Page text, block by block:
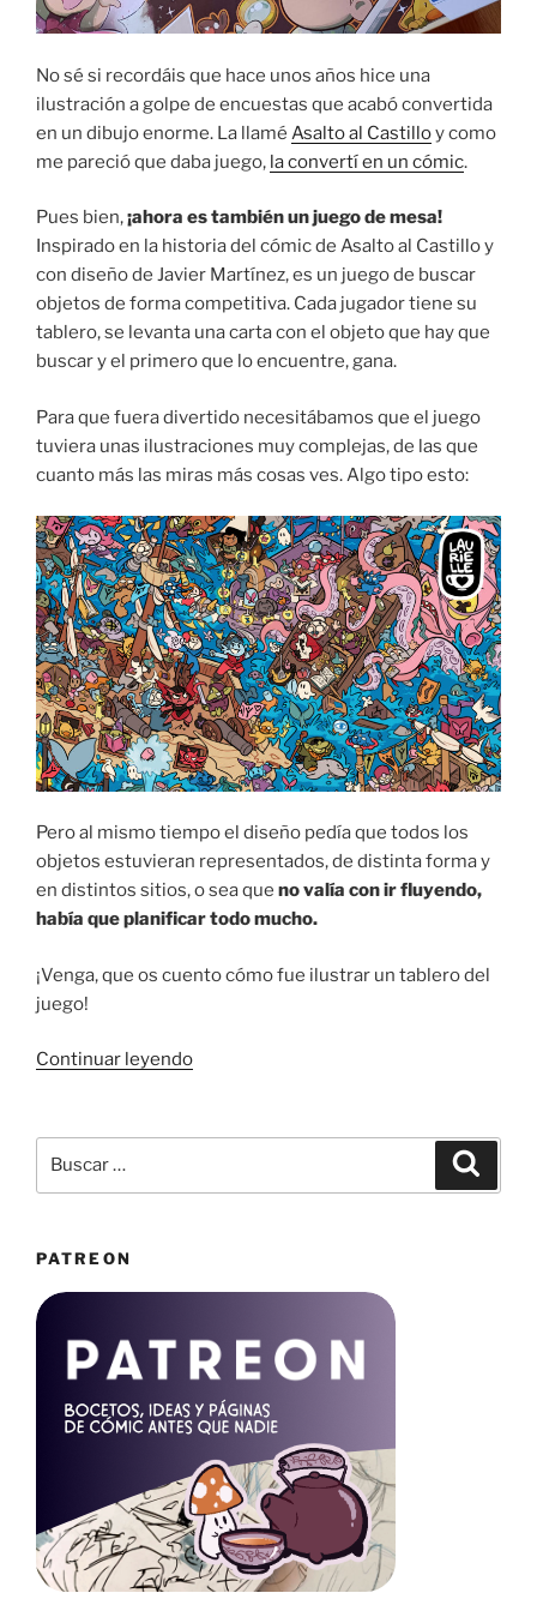
No sé si recordáis que hace unos años hice una
ilustración a golpe de encuestas que acabó convertida
en un dibujo enorme. La llamé Asalto al Castilloy como
me pareció que daba juego, la convertí en un cómic.
Pues bien,¡ahora es también un juego de mesa!
Inspirado en la historia del cómic de Asalto al Castillo y
con diseño de Javier Martínez, es un juego de buscar
objetos de forma competitiva. Cada jugador tiene su
tablero, se levanta una carta con el objeto que hay que
buscar y el primero que lo encuentre, gana.
Para que fuera divertido necesitábamos que el juego
tuviera unas ilustraciones muy complejas, de las que
cuanto más las miras más cosas ves. Algo tipo esto:
Pero al mismo tiempo el diseño pedía que todos los
objetos estuvieran representados, de distinta forma y
en distintos sitios, o sea que no valía con ir fluyendo,
había que planificar todo mucho.
¡Venga, que os cuento cómo fue ilustrar un tablero del
juego!
Continuar leyendo«¡He
juego
al
por:
PATREON